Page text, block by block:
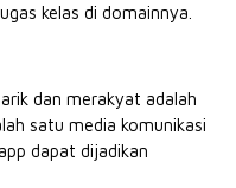
kelas di domainnya.
dan merakyat adalah
satu media komunikasi
dapat dijadikan